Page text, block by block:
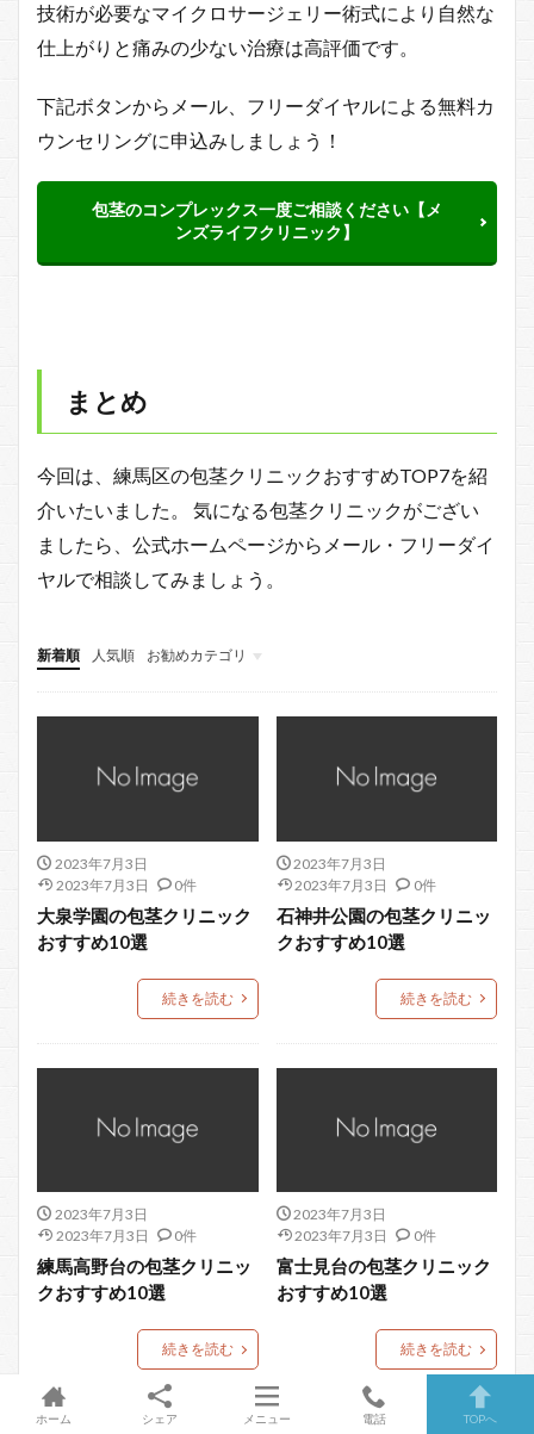
技術が必要なマイクロサージェリー術式により自然な
仕上がりと痛みの少ない治療は高評価です。
下記ボタンからメール、フリーダイヤルによる無料カ
ウンセリングに申込みしましょう！
包茎のコンプレックス一度ご相談ください【メ
ンズライフクリニック】
まとめ
今回は、練馬区の包茎クリニックおすすめTOP7を紹
介いたいました。 気になる包茎クリニックがござい
ましたら、公式ホームページからメール・フリーダイ
ヤルで相談してみましょう。
新着順 人気順
お勧めカテゴリ
北区
江戸川区
中央区
2023年7月3日
2023年7月3日
0件
大泉学園の包茎クリニック
おすすめ10選
続きを読む
2023年7月3日
2023年7月3日
0件
石神井公園の包茎クリニッ
クおすすめ10選
続きを読む
2023年7月3日
2023年7月3日
0件
練馬高野台の包茎クリニッ
クおすすめ10選
続きを読む
2023年7月3日
2023年7月3日
0件
富士見台の包茎クリニック
おすすめ10選
続きを読む
ホーム シェア メニュー 電話 TOPへ